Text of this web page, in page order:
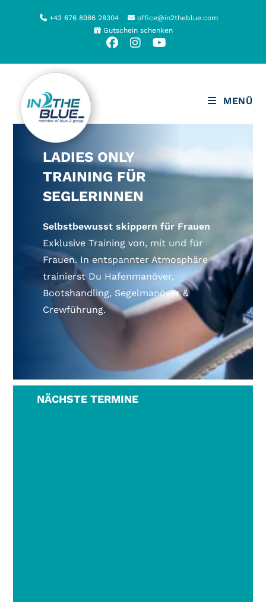
+43 676 8986 28304
office@in2theblue.com
Gutschein schenken
MENÜ
LADIES ONLY
TRAINING FÜR
SEGLERINNEN
Selbstbewusst skippern für Frauen
Exklusive Training von, mit und für
Frauen. In entspannter Atmosphäre
trainierst Du Hafenmanöver,
Bootshandling, Segelmanöver &
Crewführung.
NÄCHSTE TERMINE